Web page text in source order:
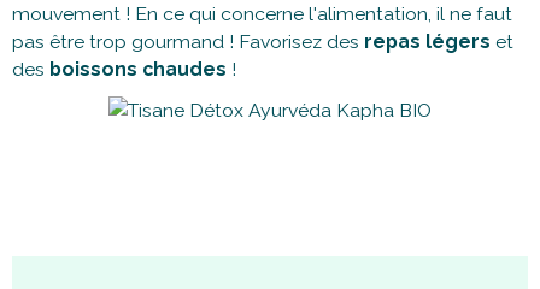
mouvement ! En ce qui concerne l'alimentation, il ne faut
pas être trop gourmand ! Favorisez des repas légers et
des boissons chaudes !